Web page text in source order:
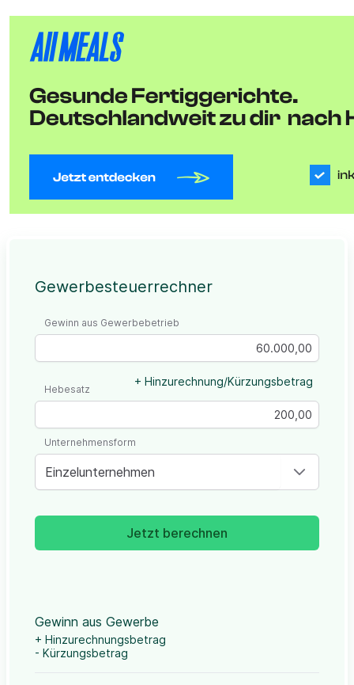
Gewerbesteuerrechner
Gewinn aus Gewerbebetrieb
+ Hinzurechnung/Kürzungsbetrag
Hebesatz
Einzelunternehmen
Unternehmensform
Jetzt berechnen
Gewinn aus Gewerbe
+ Hinzurechnungsbetrag
- Kürzungsbetrag